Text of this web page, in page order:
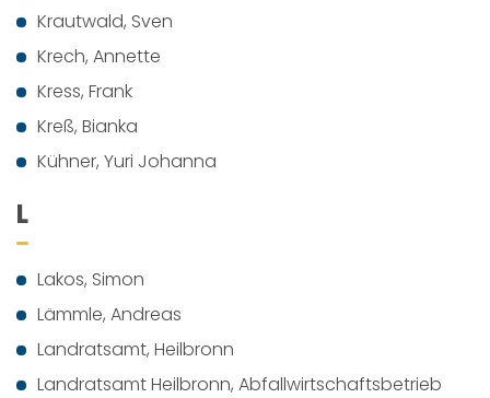
Krautwald, Sven
Krech, Annette
Kress, Frank
Kreß, Bianka
Kühner, Yuri Johanna
L
Lakos, Simon
Lämmle, Andreas
Landratsamt, Heilbronn
Landratsamt Heilbronn, Abfallwirtschaftsbetrieb